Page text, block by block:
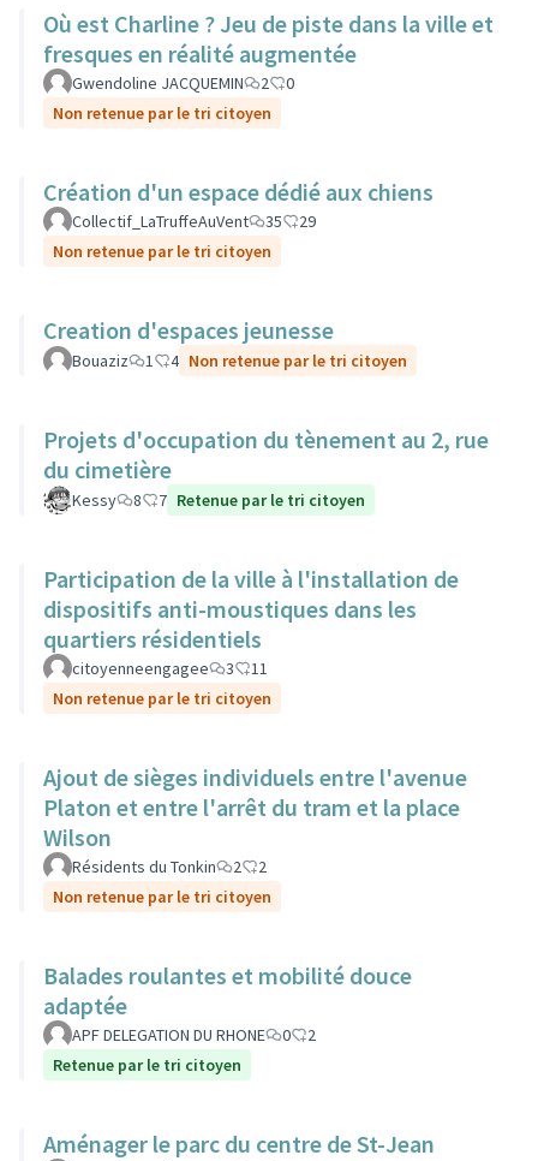
Où est Charline ? Jeu de piste dans la ville et
fresques en réalité augmentée
Gwendoline JACQUEMIN 2
0
Non retenue par le tri citoyen
Création d'un espace dédié aux chiens
Collectif_LaTruffeAuVent 35
29
Non retenue par le tri citoyen
Creation d'espaces jeunesse
Bouaziz 1 4 Non retenue par le tri citoyen
Projets d'occupation du tènement au 2, rue
du cimetière
Kessy 8 7 Retenue par le tri citoyen
Participation de la ville à l'installation de
dispositifs anti-moustiques dans les
quartiers résidentiels
citoyenneengagee 3
11
Non retenue par le tri citoyen
Ajout de sièges individuels entre l'avenue
Platon et entre l'arrêt du tram et la place
Wilson
Résidents du Tonkin 2
2
Non retenue par le tri citoyen
Balades roulantes et mobilité douce
adaptée
APF DELEGATION DU RHONE 0
2
Retenue par le tri citoyen
Aménager le parc du centre de St-Jean